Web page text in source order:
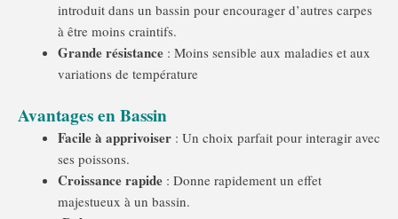
introduit dans un bassin pour encourager d’autres carpes
à être moins craintifs.
Grande résistance : Moins sensible aux maladies et aux
variations de température
Avantages en Bassin
Facile à apprivoiser : Un choix parfait pour interagir avec
ses poissons.
Croissance rapide : Donne rapidement un effet
majestueux à un bassin.